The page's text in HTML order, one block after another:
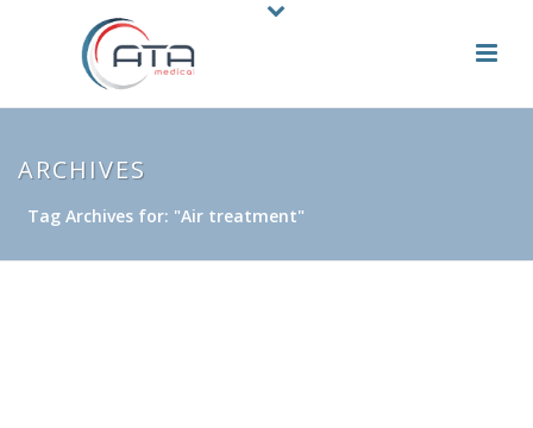
ARCHIVES
Tag Archives for: "Air treatment"